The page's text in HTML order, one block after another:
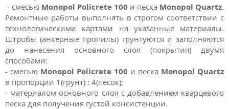
- смесью Monopol Policrete 100 и песка Monopol Quartz.
Ремонтные работы выполнять в строгом соответствии с
технологическими картами на указанные материалы.
Штробы (анкерные пропилы) грунтуются и заполняются
до нанесения основного слоя (покрытия) двумя
способами:
- смесью Monopol Policrete 100 и песка Monopol Quartz
в пропорции 1(грунт) : 4(песок);
- материалом основного слоя c добавлением кварцевого
песка для получения густой консистенции.